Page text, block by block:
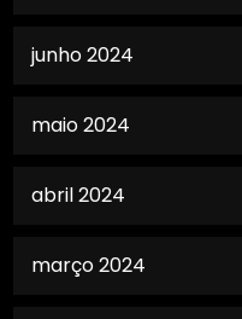
junho 2024
maio 2024
abril 2024
março 2024